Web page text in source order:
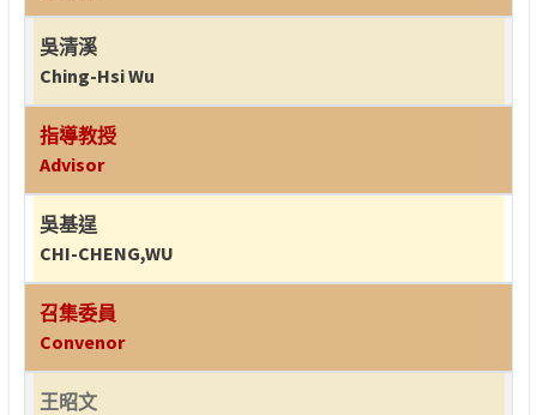
吳清溪
Ching-Hsi Wu
指導教授
Advisor
吳基逞
CHI-CHENG,WU
召集委員
Convenor
王昭文